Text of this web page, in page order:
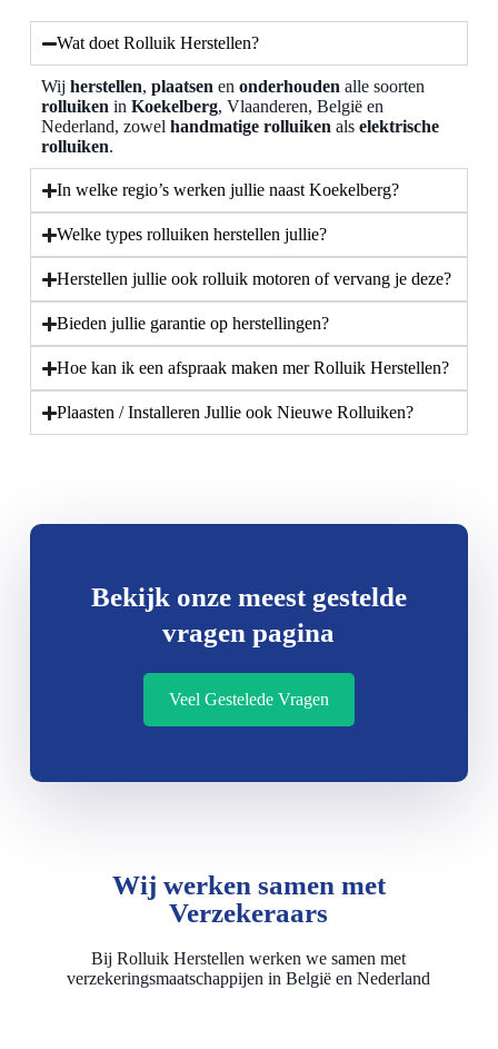
Wat doet Rolluik Herstellen?
Wij herstellen, plaatsen en onderhouden alle soorten
rolluiken in Koekelberg, Vlaanderen, België en
Nederland, zowel handmatige rolluiken als elektrische
rolluiken.
In welke regio’s werken jullie naast Koekelberg?
Welke types rolluiken herstellen jullie?
Herstellen jullie ook rolluik motoren of vervang je deze?
Bieden jullie garantie op herstellingen?
Hoe kan ik een afspraak maken mer Rolluik Herstellen?
Plaasten / Installeren Jullie ook Nieuwe Rolluiken?
Bekijk onze meest gestelde
vragen pagina
Veel Gestelede Vragen
Wij werken samen met
Verzekeraars
Bij Rolluik Herstellen werken we samen met
verzekeringsmaatschappijen in België en Nederland